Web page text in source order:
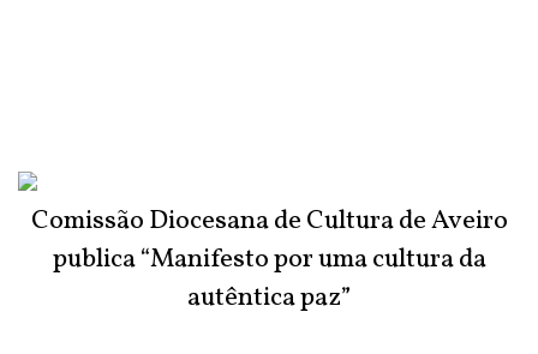
Comissão Diocesana de Cultura de Aveiro
publica “Manifesto por uma cultura da
autêntica paz”